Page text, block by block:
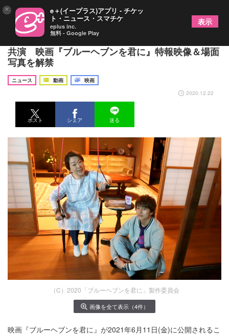
由紀さおりが初主演、ボイメン小林豊・本田剛文ら
共演 映画『ブルーヘブンを君に』特報映像＆場面
写真を解禁
ニュース 動画
映画
2020.12.22
ポスト シェア 送る
（C）2020「ブルーヘブンを君に」製作委員会
画像を全て表示（4件）
映画『ブルーヘブンを君に』が2021年6月11日(金)に公開されるこ
× e＋(イープラス)アプリ - チケッ
ト・ニュース・スマチケ
eplus inc.
無料 - Google Play
表示